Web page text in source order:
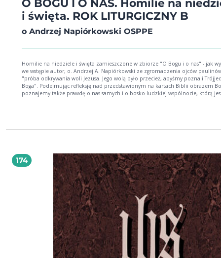
O BOGU I O NAS. Homilie na
i święta. ROK LITURGICZNY B
o Andrzej Napiórkowski OSPPE
Homilie na niedziele i święta zamieszczone w zbiorze "O Bogu i o nas" - jak
we wstępie autor, o. Andrzej A. Napiórkowski ze zgromadzenia ojców
"próba odkrywania woli Jezusa. Jego wolą było przecież, abyśmy poznali
Boga". Podejmując refleksję nad przedstawionym na kartach Biblii obrazem
poznajemy także prawdę o nas samych i o bosko-ludzkiej wspólnocie, którą
174